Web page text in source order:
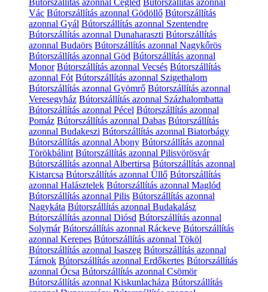
Vác Bútorszállítás azonnal Gödöllő Bútorszállítás
azonnal Gyál Bútorszállítás azonnal Szentendre
Bútorszállítás azonnal Dunaharaszti Bútorszállítás
azonnal Budaörs Bútorszállítás azonnal Nagykőrös
Bútorszállítás azonnal Göd Bútorszállítás azonnal
Monor Bútorszállítás azonnal Vecsés Bútorszállítás
azonnal Fót Bútorszállítás azonnal Szigethalom
Bútorszállítás azonnal Gyömrő Bútorszállítás azonnal
Veresegyház Bútorszállítás azonnal Százhalombatta
Bútorszállítás azonnal Pécel Bútorszállítás azonnal
Pomáz Bútorszállítás azonnal Dabas Bútorszállítás
azonnal Budakeszi Bútorszállítás azonnal Biatorbágy
Bútorszállítás azonnal Abony Bútorszállítás azonnal
Törökbálint Bútorszállítás azonnal Pilisvörösvár
Bútorszállítás azonnal Albertirsa Bútorszállítás azonnal
Kistarcsa Bútorszállítás azonnal Üllő Bútorszállítás
azonnal Halásztelek Bútorszállítás azonnal Maglód
Bútorszállítás azonnal Pilis Bútorszállítás azonnal
Nagykáta Bútorszállítás azonnal Budakalász
Bútorszállítás azonnal Diósd Bútorszállítás azonnal
Solymár Bútorszállítás azonnal Ráckeve Bútorszállítás
azonnal Kerepes Bútorszállítás azonnal Tököl
Bútorszállítás azonnal Isaszeg Bútorszállítás azonnal
Tárnok Bútorszállítás azonnal Erdőkertes Bútorszállítás
azonnal Ócsa Bútorszállítás azonnal Csömör
Bútorszállítás azonnal Kiskunlacháza Bútorszállítás